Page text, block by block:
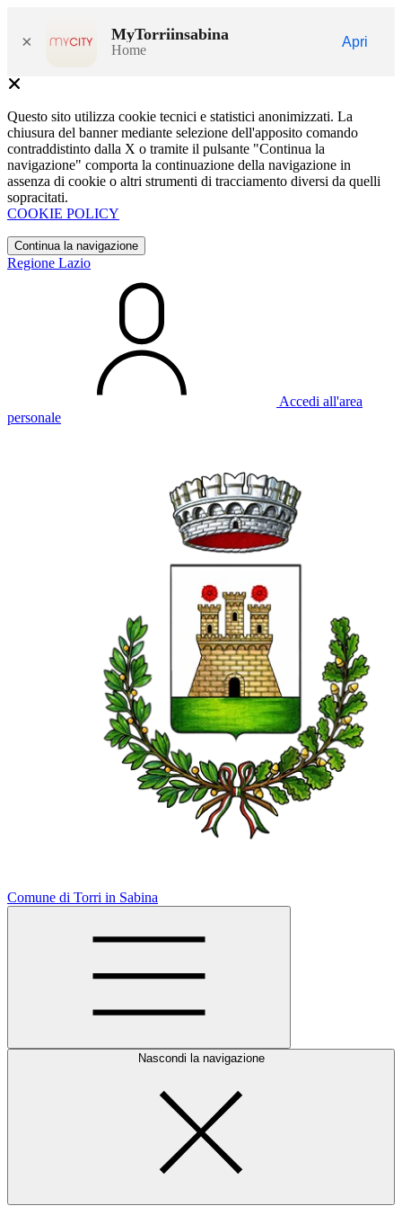
× MyTorriinsabina
Home
Apri
Questo sito utilizza cookie tecnici e statistici anonimizzati. La
chiusura del banner mediante selezione dell'apposito comando
contraddistinto dalla X o tramite il pulsante "Continua la
navigazione" comporta la continuazione della navigazione in
assenza di cookie o altri strumenti di tracciamento diversi da quelli
sopracitati.
COOKIE POLICY
Continua la navigazione
Regione Lazio
Accedi all'area
personale
Comune di Torri in Sabina
Nascondi la navigazione